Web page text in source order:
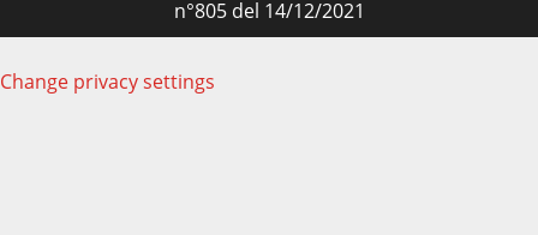
n°805 del 14/12/2021
Change privacy settings